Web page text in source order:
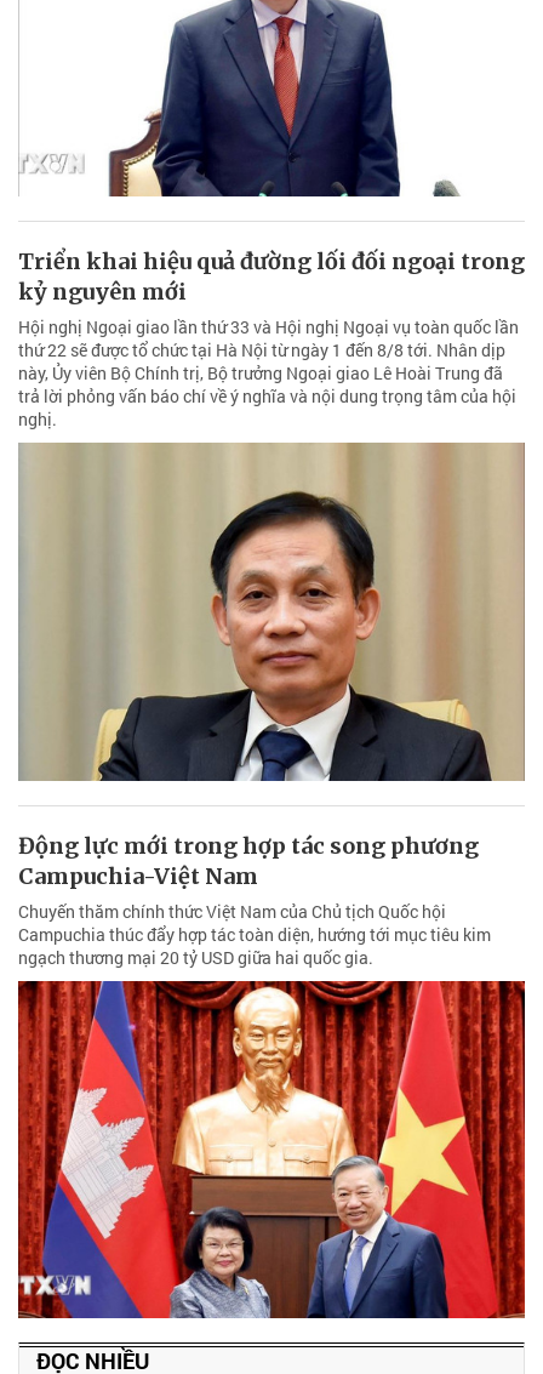
Triển khai hiệu quả đường lối đối ngoại trong
kỷ nguyên mới
Hội nghị Ngoại giao lần thứ 33 và Hội nghị Ngoại vụ toàn quốc lần
thứ 22 sẽ được tổ chức tại Hà Nội từ ngày 1 đến 8/8 tới. Nhân dịp
này, Ủy viên Bộ Chính trị, Bộ trưởng Ngoại giao Lê Hoài Trung đã
trả lời phỏng vấn báo chí về ý nghĩa và nội dung trọng tâm của hội
nghị.
Động lực mới trong hợp tác song phương
Campuchia-Việt Nam
Chuyến thăm chính thức Việt Nam của Chủ tịch Quốc hội
Campuchia thúc đẩy hợp tác toàn diện, hướng tới mục tiêu kim
ngạch thương mại 20 tỷ USD giữa hai quốc gia.
ĐỌC NHIỀU